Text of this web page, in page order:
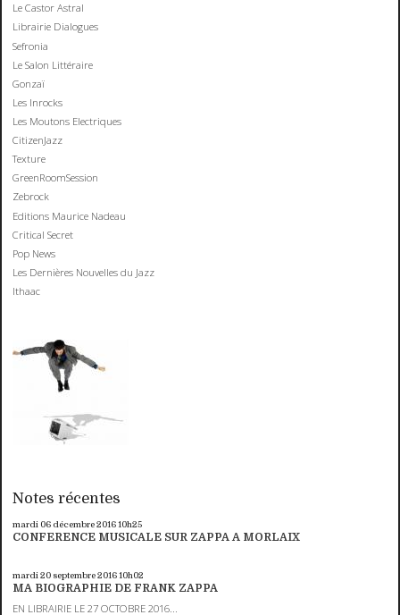
Le Castor Astral
Librairie Dialogues
Sefronia
Le Salon Littéraire
Gonzaï
Les Inrocks
Les Moutons Electriques
CitizenJazz
Texture
GreenRoomSession
Zebrock
Editions Maurice Nadeau
Critical Secret
Pop News
Les Dernières Nouvelles du Jazz
Ithaac
Notes récentes
mardi 06 décembre 201610h25
CONFERENCE MUSICALE SUR ZAPPA A MORLAIX
mardi 20 septembre 201610h02
MA BIOGRAPHIE DE FRANK ZAPPA
EN LIBRAIRIE LE 27 OCTOBRE 2016...